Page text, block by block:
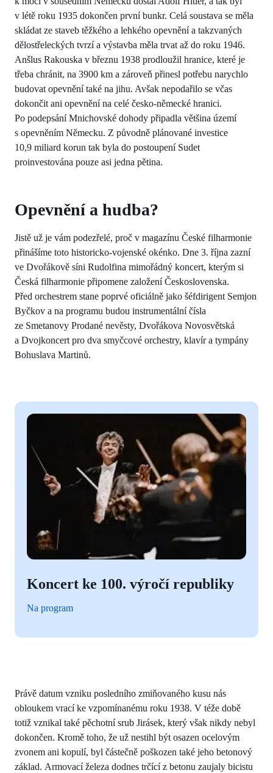
v létě roku 1935 dokončen první bunkr. Celá soustava se měla
skládat ze staveb těžkého a lehkého opevnění a takzvaných
dělostřeleckých tvrzí a výstavba měla trvat až do roku 1946.
Anšlus Rakouska v březnu 1938 prodloužil hranice, které je
třeba chránit, na 3900 km a zároveň přinesl potřebu narychlo
budovat opevnění také na jihu. Avšak nepodařilo se včas
dokončit ani opevnění na celé česko-německé hranici.
Po podepsání Mnichovské dohody připadla většina území
s opevněním Německu. Z původně plánované investice
10,9 miliard korun tak byla do postoupení Sudet
proinvestována pouze asi jedna pětina.
Opevnění a hudba?
Jistě už je vám podezřelé, proč v magazínu České filharmonie
přinášíme toto historicko-vojenské okénko. Dne 3. října zazní
ve Dvořákově síni Rudolfina mimořádný koncert, kterým si
Česká filharmonie připomene založení Československa.
Před orchestrem stane poprvé oficiálně jako šéfdirigent Semjon
Byčkov a na programu budou instrumentální čísla
ze Smetanovy Prodané nevěsty, Dvořákova Novosvětská
a Dvojkoncert pro dva smyčcové orchestry, klavír a tympány
Bohuslava Martinů.
Koncert ke 100. výročí republiky
Na program
Právě datum vzniku posledního zmiňovaného kusu nás
obloukem vrací ke vzpomínanému roku 1938. V téže době
totiž vznikal také pěchotní srub Jirásek, který však nikdy nebyl
dokončen. Kromě toho, že už nestihl být osazen ocelovým
zvonem ani kopulí, byl částečně poškozen také jeho betonový
základ. Armovací železa dodnes trčící z betonu zaujaly bicistu